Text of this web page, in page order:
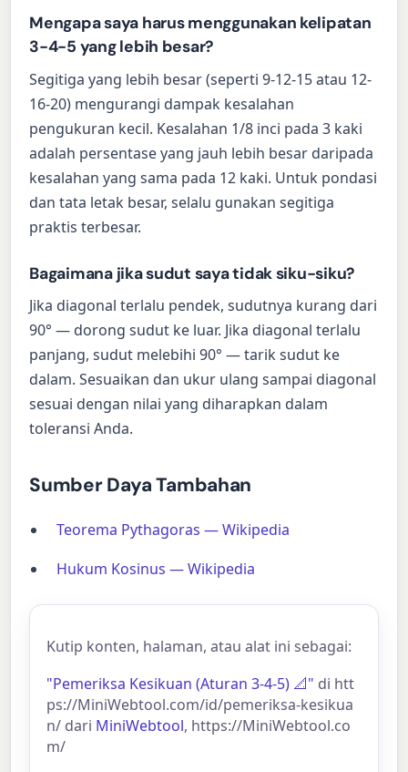
Mengapa saya harus menggunakan kelipatan
3-4-5 yang lebih besar?
Segitiga yang lebih besar (seperti 9-12-15 atau 12-
16-20) mengurangi dampak kesalahan
pengukuran kecil. Kesalahan 1/8 inci pada 3 kaki
adalah persentase yang jauh lebih besar daripada
kesalahan yang sama pada 12 kaki. Untuk pondasi
dan tata letak besar, selalu gunakan segitiga
praktis terbesar.
Bagaimana jika sudut saya tidak siku-siku?
Jika diagonal terlalu pendek, sudutnya kurang dari
90° — dorong sudut ke luar. Jika diagonal terlalu
panjang, sudut melebihi 90° — tarik sudut ke
dalam. Sesuaikan dan ukur ulang sampai diagonal
sesuai dengan nilai yang diharapkan dalam
toleransi Anda.
Sumber Daya Tambahan
Teorema Pythagoras — Wikipedia
Hukum Kosinus — Wikipedia
Kutip konten, halaman, atau alat ini sebagai:
"Pemeriksa Kesikuan (Aturan 3-4-5) 📐" di htt
ps://MiniWebtool.com/id/pemeriksa-kesikua
n/ dari MiniWebtool, https://MiniWebtool.co
m/